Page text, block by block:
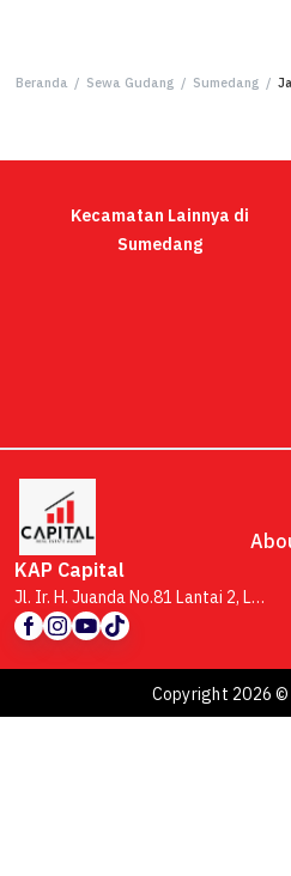
Beranda / Sewa Gudang / Sumedang /
Kecamatan Lainnya di
Sumedang
KAP Capital
Jl. Ir. H. Juanda No.81 Lantai 2, Lb. Siliwangi, Kecamatan Coblong, Kota Bandung, Jawa Barat 40132
Copyright 2026 ©